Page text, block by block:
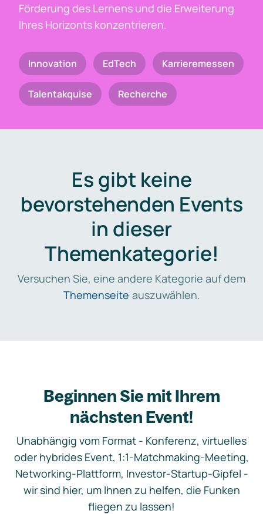
Förderung des Lernens und die Erweiterung
Ihres Horizonts konzentrieren.
Innovation EdTech Karrieremessen
Talentakquise Recherche
Es gibt keine
bevorstehenden Events
in dieser
Themenkategorie!
Versuchen Sie, eine andere Kategorie auf dem
Themenseite auszuwählen.
Beginnen Sie mit Ihrem
nächsten Event!
Unabhängig vom Format - Konferenz, virtuelles
oder hybrides Event, 1:1-Matchmaking-Meeting,
Networking-Plattform, Investor-Startup-Gipfel -
wir sind hier, um Ihnen zu helfen, die Funken
fliegen zu lassen!